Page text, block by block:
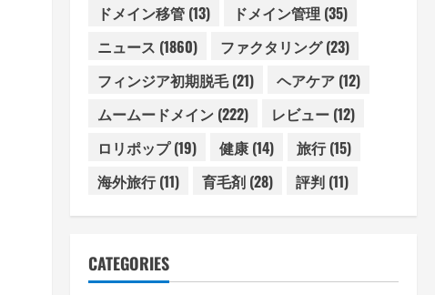
ドメイン移管(13) ドメイン管理 (35)
ニュース (1860) ファクタリング(23)
フィンジア初期脱毛(21) ヘアケア(12)
ムームードメイン(222) レビュー(12)
ロリポップ(19) 健康(14) 旅行(15)
海外旅行(11) 育毛剤(28) 評判(11)
CATEGORIES